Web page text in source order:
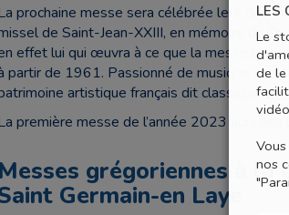
prochaine messe sera célébrée le 4
de Saint-Jean-XXIII, en mémoire du
effet lui qui œuvra à ce que la messe
partir de 1961. Passionné de musique
artistique français dit classique.En
première messe de l’année 2023 aura lieu
Messes grégoriennes à la
Germain-en Laye
LES
Le
de
nos